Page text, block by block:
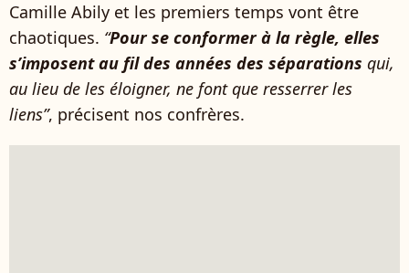
Camille Abily et les premiers temps vont être
chaotiques. “Pour se conformer à la règle, elles
s’imposent au fil des années des séparations qui,
au lieu de les éloigner, ne font que resserrer les
liens”, précisent nos confrères.